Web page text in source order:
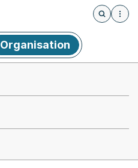
Öffnet
Organisation